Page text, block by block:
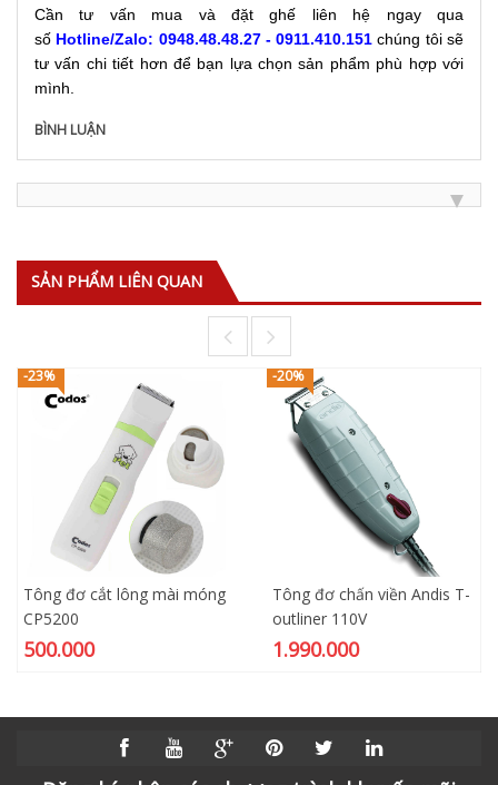
Cần tư vấn mua và đặt ghế liên hệ ngay qua
số Hotline/Zalo: 0948.48.48.27 - 0911.410.151 chúng tôi sẽ
tư vấn chi tiết hơn để bạn lựa chọn sản phẩm phù hợp với
mình.
BÌNH LUẬN
SẢN PHẨM LIÊN QUAN
-23%
Tông đơ cắt lông mài móng
CP5200
500.000
-20%
Tông đơ chấn viền Andis T-
outliner 110V
1.990.000